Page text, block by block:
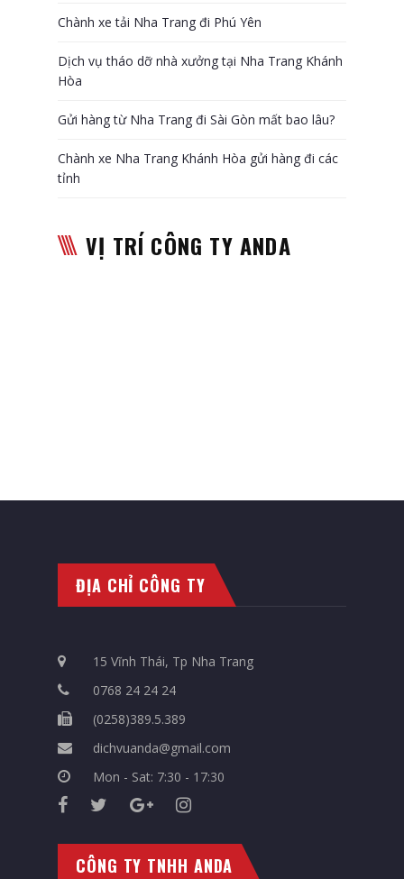
Chành xe tải Nha Trang đi Phú Yên
Dịch vụ tháo dỡ nhà xưởng tại Nha Trang Khánh
Hòa
Gửi hàng từ Nha Trang đi Sài Gòn mất bao lâu?
Chành xe Nha Trang Khánh Hòa gửi hàng đi các
tỉnh
VỊ TRÍ CÔNG TY ANDA
ĐỊA CHỈ CÔNG TY
15 Vĩnh Thái, Tp Nha Trang
0768 24 24 24
(0258)389.5.389
dichvuanda@gmail.com
Mon - Sat: 7:30 - 17:30
CÔNG TY TNHH ANDA